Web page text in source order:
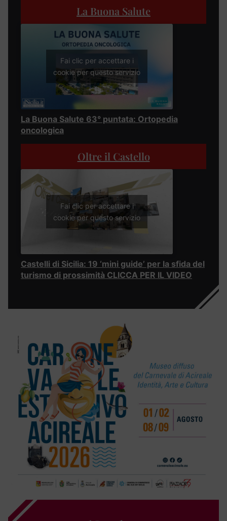
La Buona Salute
Fai clic per accettare i
cookie per questo servizio
La Buona Salute 63° puntata: Ortopedia
oncologica
Oltre il Castello
Fai clic per accettare i
cookie per questo servizio
Castelli di Sicilia: 19 ‘mini guide’ per la sfida del
turismo di prossimità CLICCA PER IL VIDEO